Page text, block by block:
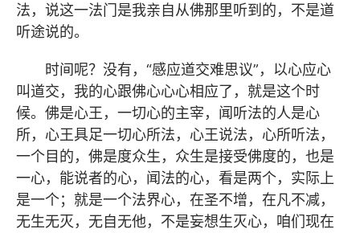
法，说这一法门是我亲自从佛那里听到的，不是道
听途说的。
时间呢？没有，“感应道交难思议”，以心应心
叫道交，我的心跟佛心心心相应了，就是这个时
候。佛是心王，一切心的主宰，闻听法的人是心
所，心王具足一切心所法，心王说法，心所听法，
一个目的，佛是度众生，众生是接受佛度的，也是
一心，能说者的心，闻法的心，看是两个，实际上
是一个；就是一个法界心，在圣不增，在凡不减，
无生无灭，无自无他，不是妄想生灭心，咱们现在